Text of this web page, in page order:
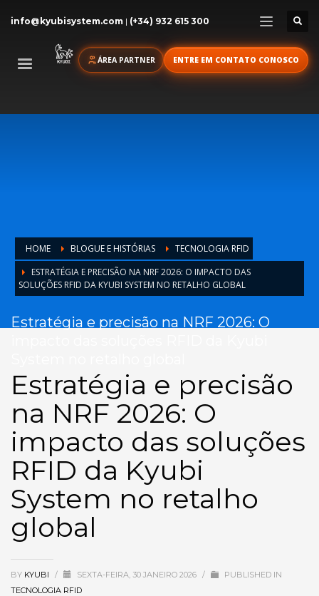
info@kyubisystem.com | (+34) 932 615 300
ÁREA PARTNER ENTRE EM CONTATO CONOSCO
HOME BLOGUE E HISTÓRIAS
TECNOLOGIA RFID
ESTRATÉGIA E PRECISÃO NA NRF 2026: O IMPACTO DAS
SOLUÇÕES RFID DA KYUBI SYSTEM NO RETALHO GLOBAL
Estratégia e precisão na NRF 2026: O
Estratégia e precisão
na NRF 2026: O
impacto das soluções
RFID da Kyubi
System no retalho
global
BY KYUBI / SEXTA-FEIRA, 30 JANEIRO 2026 /
PUBLISHED IN
TECNOLOGIA RFID